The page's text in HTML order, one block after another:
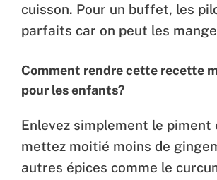
cuisson. Pour un buffet, les
parfaits car on peut les
Comment rendre cette recette
pour les enfants?
Enlevez simplement le piment
mettez moitié moins de
autres épices comme le